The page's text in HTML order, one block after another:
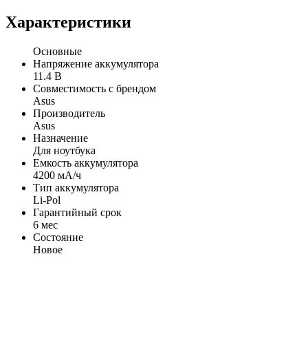
Характеристики
Основные
Напряжение аккумулятора
11.4 В
Совместимость с брендом
Asus
Производитель
Asus
Назначение
Для ноутбука
Емкость аккумулятора
4200 мА/ч
Тип аккумулятора
Li-Pol
Гарантийный срок
6 мес
Состояние
Новое